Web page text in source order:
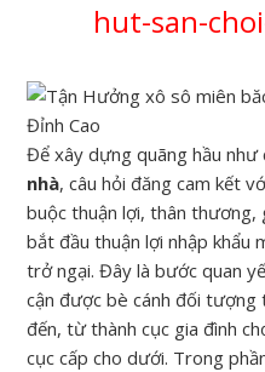
hut-san-
Để xây dựng quãng hầu như
nhà, câu hỏi đăng cam kết
buộc thuận lợi, thân thương,
bắt đầu thuận lợi nhập khẩu
trở ngại. Đây là bước quan
cận được bè cánh đối tượng
đến, từ thành cục gia đình
cục cấp cho dưới. Trong